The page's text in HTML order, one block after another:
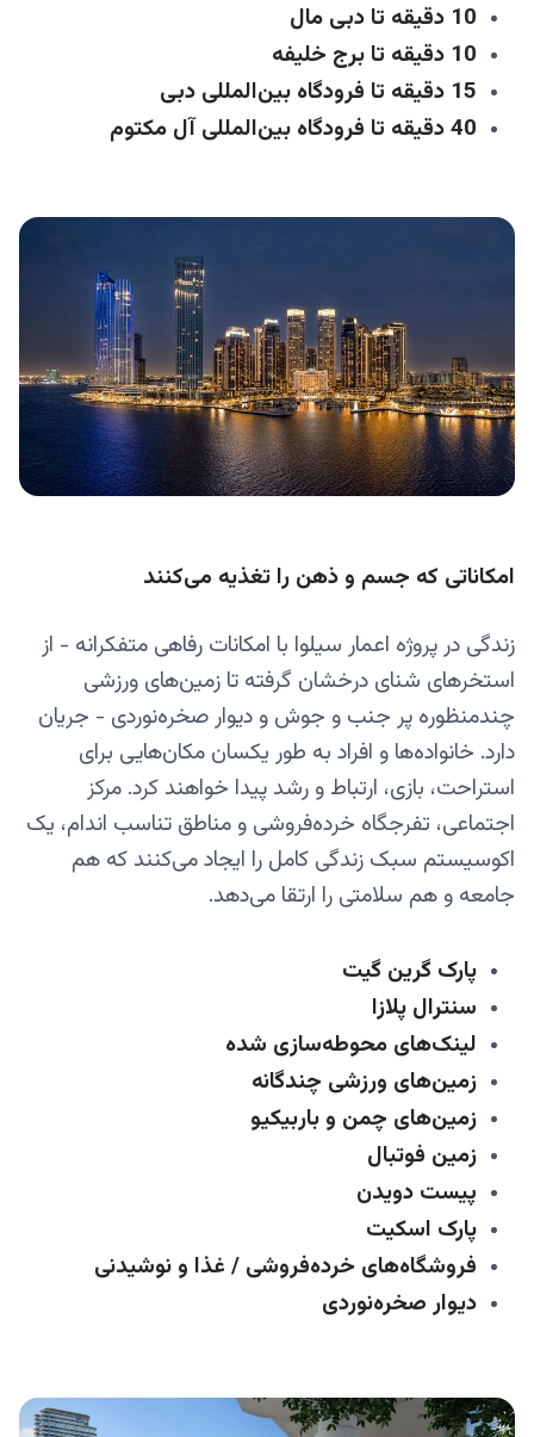
10 دقیقه تا دبی مال
10 دقیقه تا برج خلیفه
15 دقیقه تا فرودگاه بین‌المللی دبی
40 دقیقه تا فرودگاه بین‌المللی آل مکتوم
امکاناتی که جسم و ذهن را تغذیه می‌کنند
زندگی در پروژه اعمار سیلوا با امکانات رفاهی متفکرانه - از
استخرهای شنای درخشان گرفته تا زمین‌های ورزشی
چندمنظوره پر جنب و جوش و دیوار صخره‌نوردی - جریان
دارد. خانواده‌ها و افراد به طور یکسان مکان‌هایی برای
استراحت، بازی، ارتباط و رشد پیدا خواهند کرد. مرکز
اجتماعی، تفرجگاه خرده‌فروشی و مناطق تناسب اندام، یک
اکوسیستم سبک زندگی کامل را ایجاد می‌کنند که هم
جامعه و هم سلامتی را ارتقا می‌دهد.
پارک گرین گیت
سنترال پلازا
لینک‌های محوطه‌سازی شده
زمین‌های ورزشی چندگانه
زمین‌های چمن و باربیکیو
زمین فوتبال
پیست دویدن
پارک اسکیت
فروشگاه‌های خرده‌فروشی / غذا و نوشیدنی
دیوار صخره‌نوردی